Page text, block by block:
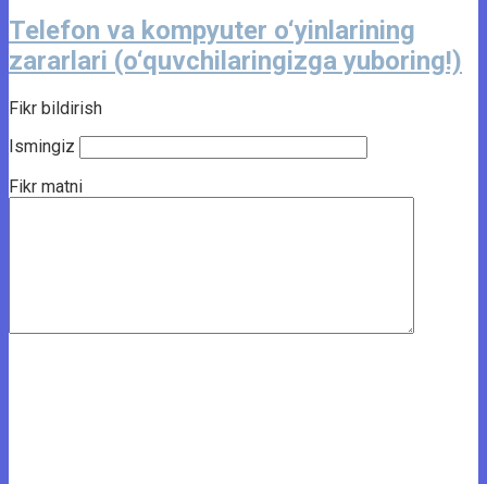
Telefon va kompyuter o‘yinlarining
zararlari (o‘quvchilaringizga yuboring!)
Fikr bildirish
Ismingiz
Fikr matni